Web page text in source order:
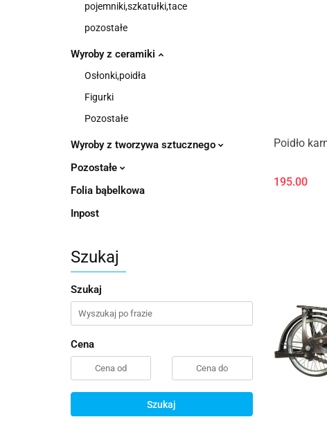
pojemniki,szkatułki,tace
pozostałe
Wyroby z ceramiki
Osłonki,poidła
Figurki
Pozostałe
Wyroby z tworzywa sztucznego
Pozostałe
Folia bąbelkowa
Inpost
Szukaj
Szukaj
Cena
Szukaj
Poidło
195.00